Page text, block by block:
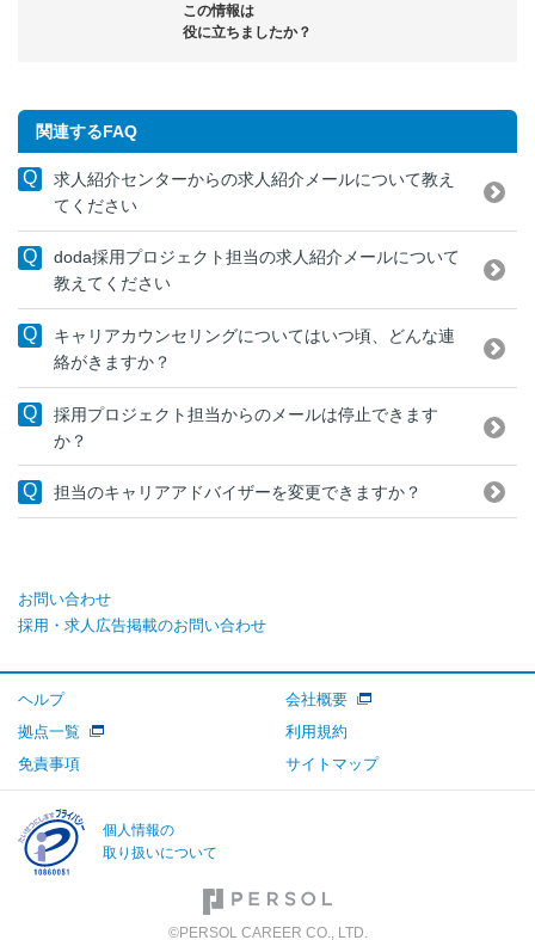
この情報は
役に立ちましたか？
関連するFAQ
求人紹介センターからの求人紹介メールについて教え
てください
doda採用プロジェクト担当の求人紹介メールについて
教えてください
キャリアカウンセリングについてはいつ頃、どんな連
絡がきますか？
採用プロジェクト担当からのメールは停止できます
か？
担当のキャリアアドバイザーを変更できますか？
お問い合わせ
採用・求人広告掲載のお問い合わせ
ヘルプ
会社概要
拠点一覧
利用規約
免責事項
サイトマップ
個人情報の
取り扱いについて
©PERSOL CAREER CO., LTD.